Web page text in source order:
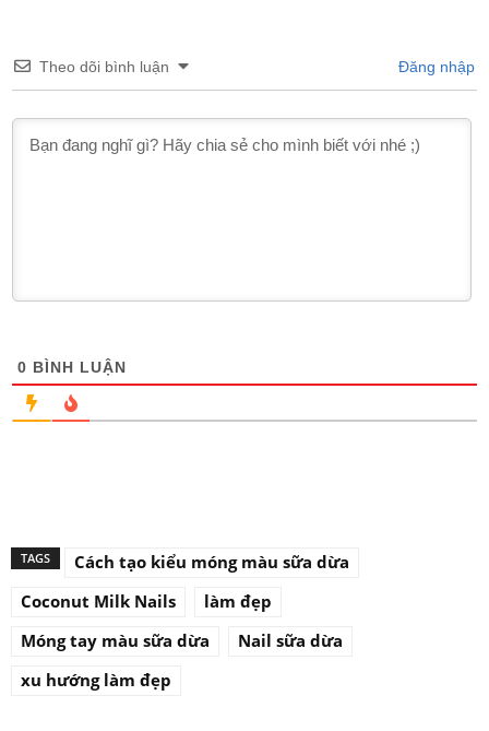
Theo dõi bình luận Đăng nhập
0 BÌNH LUẬN
TAGS
Cách tạo kiểu móng màu sữa dừa
Coconut Milk Nails
làm đẹp
Móng tay màu sữa dừa
Nail sữa dừa
xu hướng làm đẹp